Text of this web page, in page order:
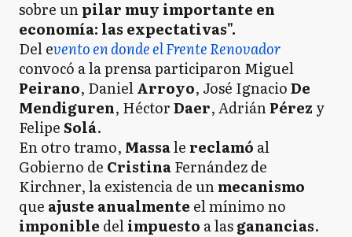
sobre unpilar muy importante en
economía: las expectativas".
Del evento en donde el Frente Renovador
convocó a la prensa participaron Miguel
Peirano, DanielArroyo, José IgnacioDe
Mendiguren, HéctorDaer, AdriánPérez y
FelipeSolá.
En otro tramo, Massale reclamó al
Gobierno de CristinaFernández de
Kirchner, la existencia de unmecanismo
que ajuste anualmente el mínimo no
imponible delimpuesto a lasganancias.